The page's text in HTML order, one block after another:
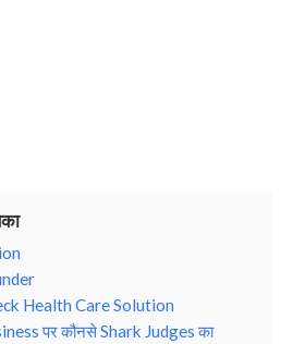
Health Care Solution
पर कौनसे Shark Judges का